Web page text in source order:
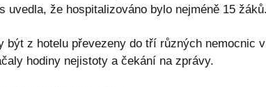
uvedla, že hospitalizováno bylo nejméně 15 žáků.
být z hotelu převezeny do tří různých nemocnic
hodiny nejistoty a čekání na zprávy.